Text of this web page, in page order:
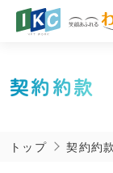
契約約款
トップ 契約約款